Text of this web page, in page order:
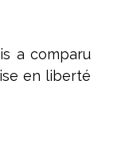
a comparu
en liberté